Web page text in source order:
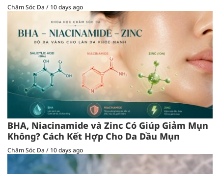
Chăm Sóc Da / 10 days ago
BHA, Niacinamide và Zinc Có Giúp Giảm Mụn
Không? Cách Kết Hợp Cho Da Dầu Mụn
Chăm Sóc Da / 10 days ago